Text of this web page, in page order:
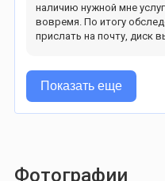
наличию нужной мне
вовремя. По итогу
прислать на почту, диск
Показать еще
Фотографии